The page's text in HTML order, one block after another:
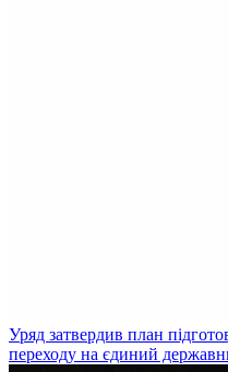
Уряд затвердив план
переходу на єдиний